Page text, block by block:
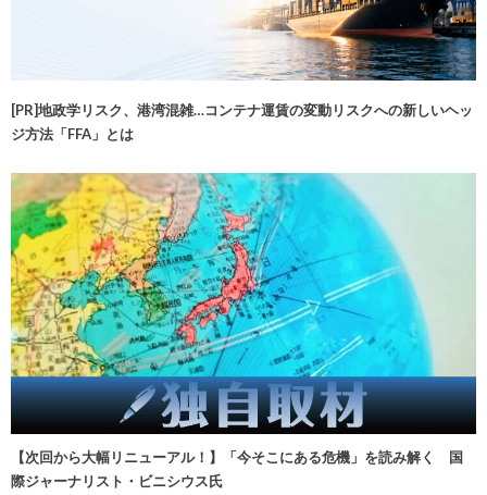
[PR]地政学リスク、港湾混雑…コンテナ運賃の変動リスクへの新しいヘッ
ジ方法「FFA」とは
【次回から大幅リニューアル！】「今そこにある危機」を読み解く 国
際ジャーナリスト・ビニシウス氏